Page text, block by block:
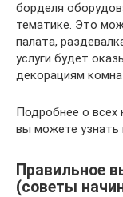
борделя
тематике. Это
палата,
услуги будет
декорациям
Подробнее о всех
вы можете
Правильное
(советы